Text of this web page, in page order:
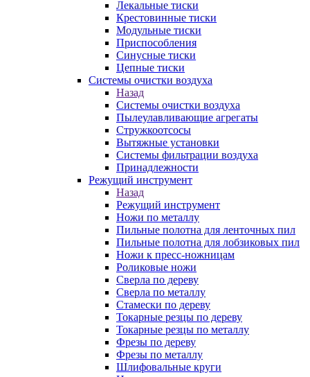
Лекальные тиски
Крестовинные тиски
Модульные тиски
Приспособления
Синусные тиски
Цепные тиски
Системы очистки воздуха
Назад
Системы очистки воздуха
Пылеулавливающие агрегаты
Стружкоотсосы
Вытяжные установки
Системы фильтрации воздуха
Принадлежности
Режущий инструмент
Назад
Режущий инструмент
Ножи по металлу
Пильные полотна для ленточных пил
Пильные полотна для лобзиковых пил
Ножи к пресс-ножницам
Роликовые ножи
Сверла по дереву
Сверла по металлу
Стамески по дереву
Токарные резцы по дереву
Токарные резцы по металлу
Фрезы по дереву
Фрезы по металлу
Шлифовальные круги